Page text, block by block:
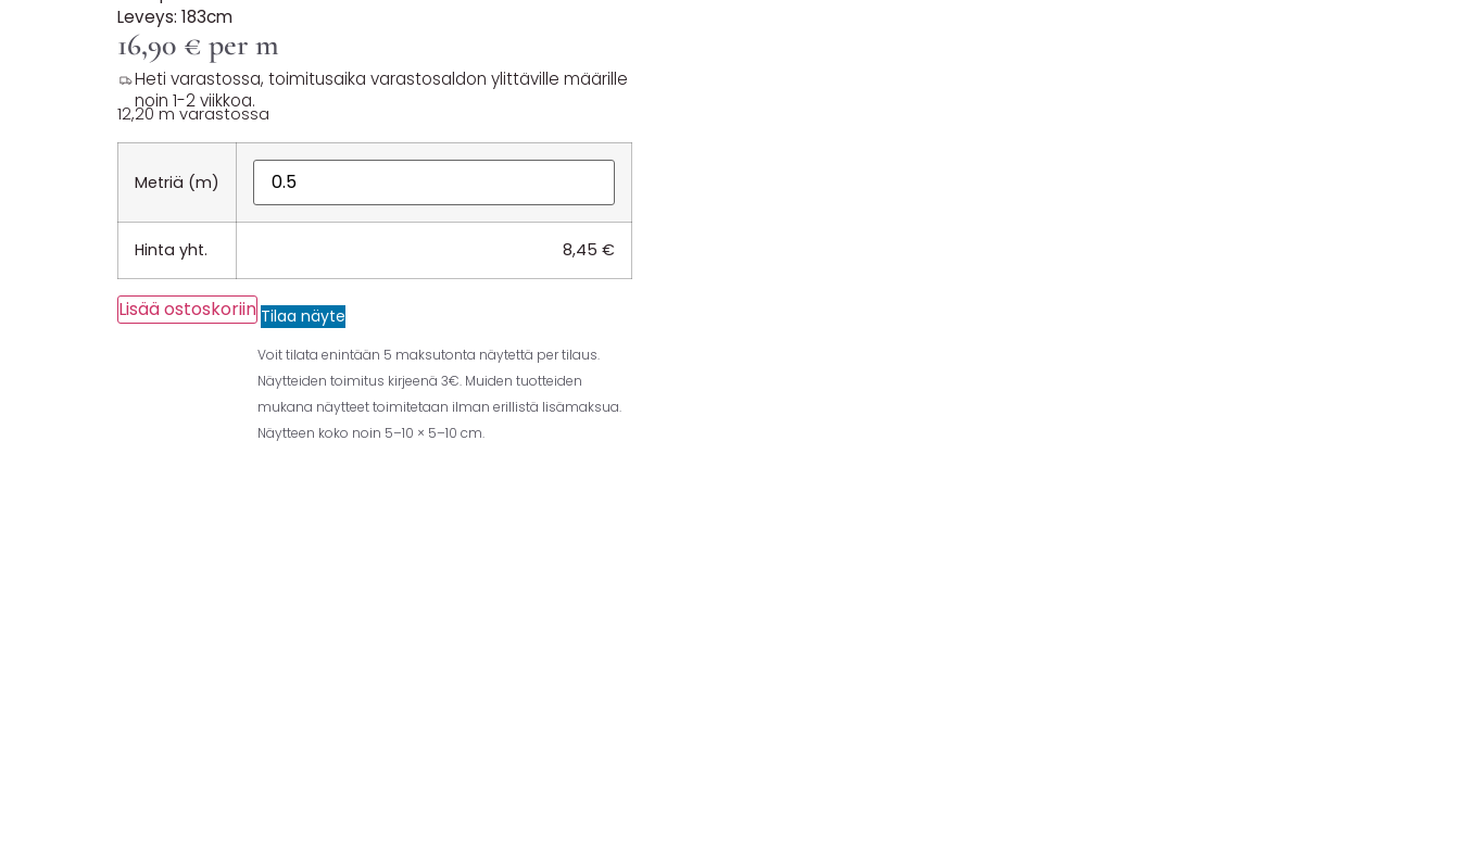
Leveys: 183cm
16,90 € per m
Heti varastossa, toimitusaika varastosaldon ylittäville määrille
noin 1-2 viikkoa.
12,20 m varastossa
Metriä (m)
Hinta yht. 8,45 €
Lisää ostoskoriin Tilaa näyte
Voit tilata enintään 5 maksutonta näytettä per tilaus.
Näytteiden toimitus kirjeenä 3€. Muiden tuotteiden
mukana näytteet toimitetaan ilman erillistä lisämaksua.
Näytteen koko noin 5–10 × 5–10 cm.